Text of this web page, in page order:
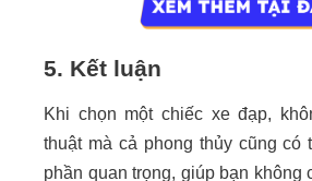
5. Kết luận
Khi chọn một chiếc xe đạp,
thuật mà cả phong thủy cũng có
phần quan trọng, giúp bạn không